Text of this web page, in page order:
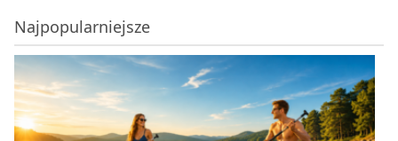
Najpopularniejsze